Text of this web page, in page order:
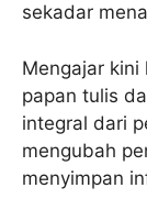
sekadar
Mengajar
papan tulis
integral dari
mengubah
menyimpan